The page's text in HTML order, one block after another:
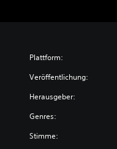
Plattform:
Veröffentlichung:
Herausgeber:
Genres:
Stimme: